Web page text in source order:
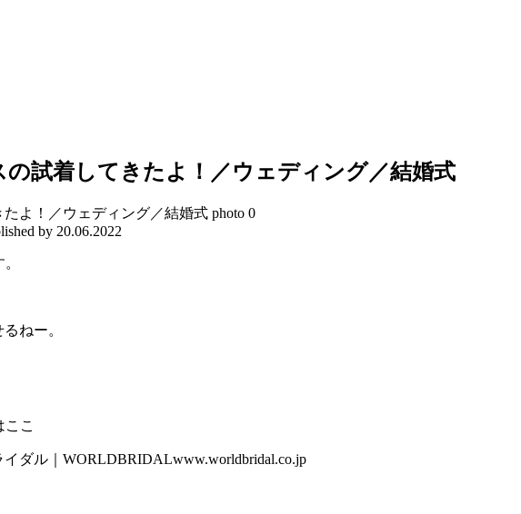
試着してきたよ！／ウェディング／結婚式
by 20.06.2022
ねー。
こ
ダル｜WORLDBRIDALwww.worldbridal.co.jp